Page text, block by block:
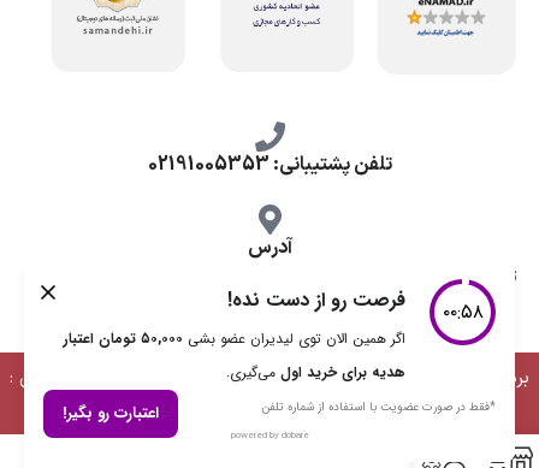
تلفن پشتیبانی: 02191005353
آدرس
تهران، طرشت شمالی، خ محمد حسینی، کوچه گلناز شرقی، پلاک 10.
برداشت مطالب با ذکر منبع بلامانع است | طراحی، توسعه و پشتیبانی :
دیمن ارتباط